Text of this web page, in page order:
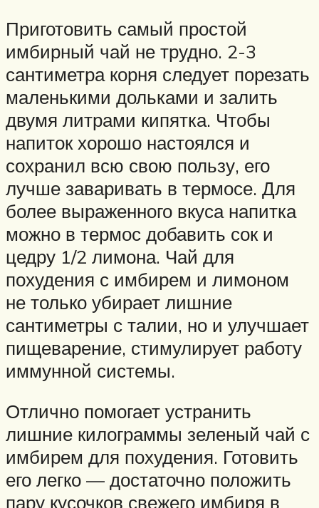
Приготовить самый простой
имбирный чай не трудно. 2-3
сантиметра корня следует порезать
маленькими дольками и залить
двумя литрами кипятка. Чтобы
напиток хорошо настоялся и
сохранил всю свою пользу, его
лучше заваривать в термосе. Для
более выраженного вкуса напитка
можно в термос добавить сок и
цедру 1/2 лимона. Чай для
похудения с имбирем и лимоном
не только убирает лишние
сантиметры с талии, но и улучшает
пищеварение, стимулирует работу
иммунной системы.
Отлично помогает устранить
лишние килограммы зеленый чай с
имбирем для похудения. Готовить
его легко — достаточно положить
пару кусочков свежего имбиря в